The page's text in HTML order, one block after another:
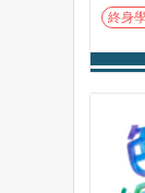
終身